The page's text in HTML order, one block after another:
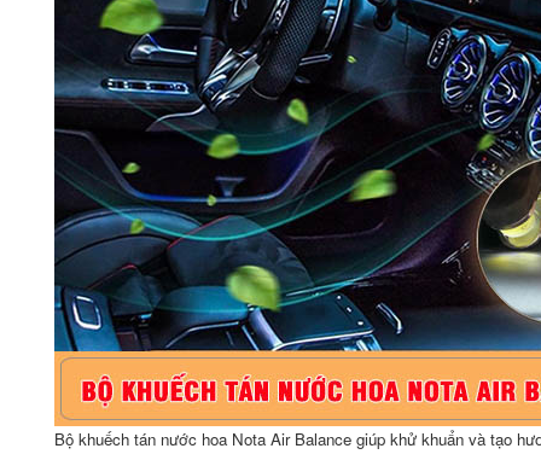
Bộ khuếch tán nước hoa Nota Air Balance giúp khử khuẩn và tạo